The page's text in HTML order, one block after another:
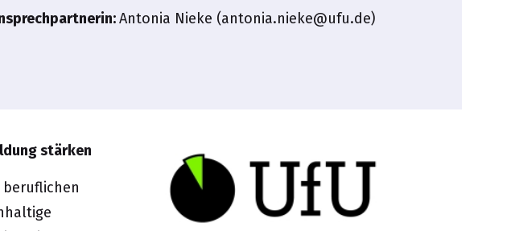
Antonia Nieke (antonia.nieke@ufu.de)
stärken